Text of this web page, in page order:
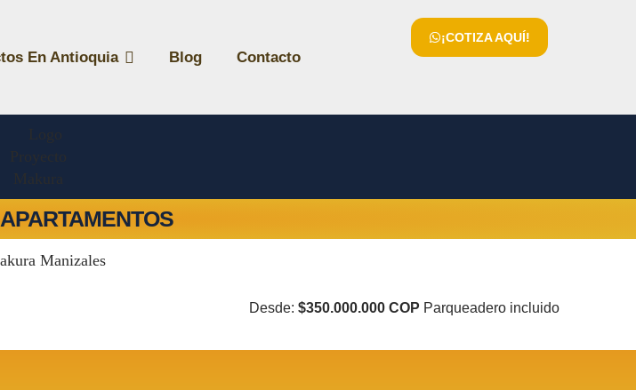
En Antioquia Blog Contacto
¡COTIZA AQUÍ!
Desde: $350.000.000 COP Parqueadero incluido